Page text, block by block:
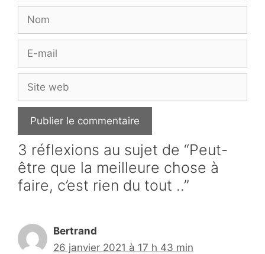
mail
web
3 réflexions au sujet de “Peut-
être que la meilleure chose à
faire, c’est rien du tout ..”
Bertrand
26 janvier 2021 à 17 h 43 min